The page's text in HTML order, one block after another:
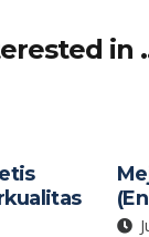
in